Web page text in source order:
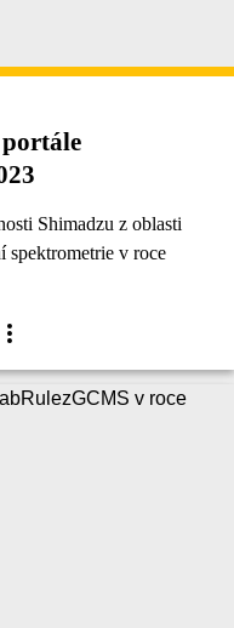
Shimadzu z oblasti
spektrometrie v roce